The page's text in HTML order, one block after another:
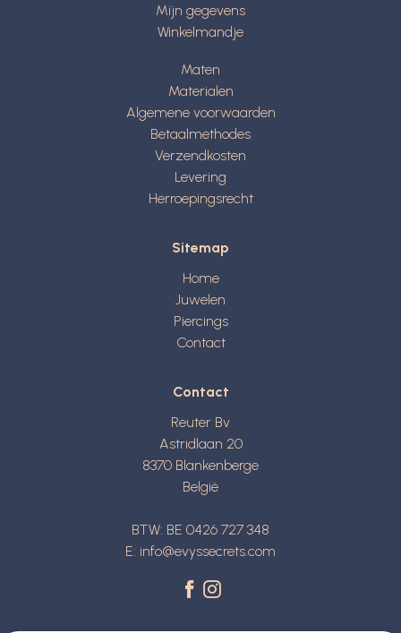
Mijn gegevens
Winkelmandje
Maten
Materialen
Algemene voorwaarden
Betaalmethodes
Verzendkosten
Levering
Herroepingsrecht
Sitemap
Home
Juwelen
Piercings
Contact
Contact
Reuter Bv
Astridlaan 20
8370 Blankenberge
België
BTW: BE 0426 727 348
E: info@evyssecrets.com